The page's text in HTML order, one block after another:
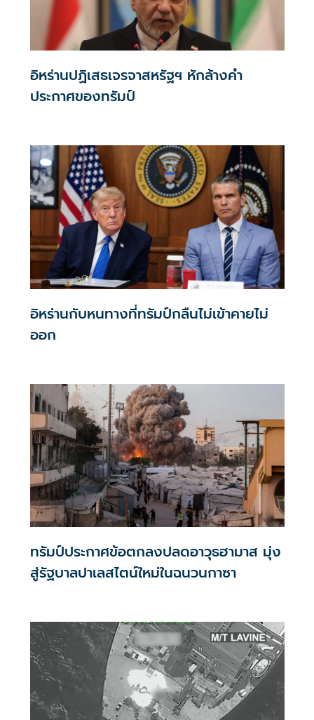
อิหร่านปฏิเสธเจรจาสหรัฐฯ หักล้างคำ
ประกาศของทรัมป์
อิหร่านกับหนทางที่ทรัมป์กลืนไม่เข้าคายไม่
ออก
ทรัมป์ประกาศข้อตกลงปลดอาวุธฮามาส มุ่ง
สู่รัฐบาลปาเลสไตน์ใหม่ในฉนวนกาซา